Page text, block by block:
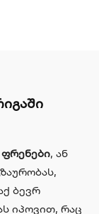
, ან
ბევრ
იპოვით, რაც